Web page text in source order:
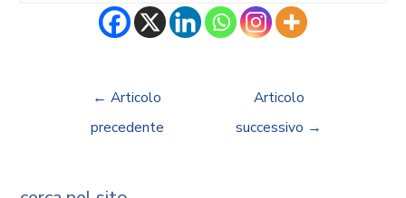
← Articolo
precedente
Articolo
successivo →